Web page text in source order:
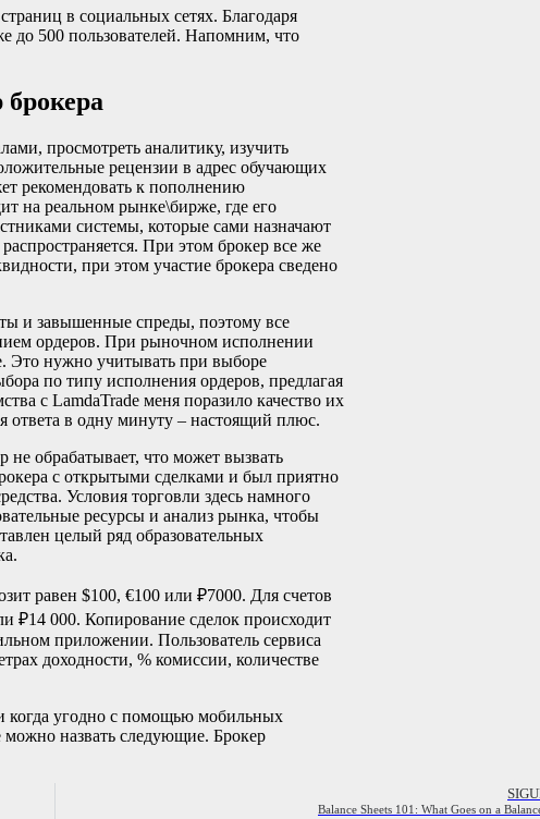
в социальных сетях. Благодаря
до 500 пользователей. Напомним, что
просмотреть аналитику, изучить
рецензии в адрес обучающих
рекомендовать к пополнению
на реальном рынке\бирже, где его
системы, которые сами назначают
При этом брокер все же
при этом участие брокера сведено
и завышенные спреды, поэтому все
ордеров. При рыночном исполнении
Это нужно учитывать при выборе
по типу исполнения ордеров, предлагая
с LamdaTrade меня поразило качество их
ответа в одну минуту – настоящий плюс.
не обрабатывает, что может вызвать
с открытыми сделками и был приятно
Условия торговли здесь намного
ресурсы и анализ рынка, чтобы
целый ряд образовательных
равен $100, €100 или ₽7000. Для счетов
₽14 000. Копирование сделок происходит
приложении. Пользователь сервиса
доходности, % комиссии, количестве
когда угодно с помощью мобильных
назвать следующие. Брокер
Balance Sheets 101: What Goes on a